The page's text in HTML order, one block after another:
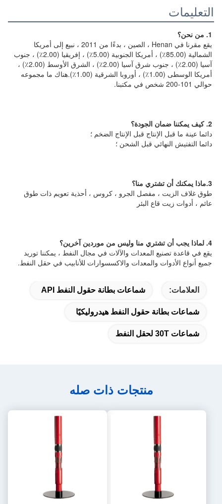
التعليمات
يقع مقرنا في Henan ، الصين ، بدءًا من 2011 ، نبيع إلى أمريكا
الشمالية (85.00٪) ، أمريكا الجنوبية (5.00٪) ، إفريقيا (2.00٪) ، جنوب
آسيا (2.00٪) ، جنوب شرق آسيا (2.00٪) ، الشرق الأوسط (2.00٪) ،
أمريكا الوسطى (1.00٪) ، أوروبا الشرقية (1.00٪).هناك ما مجموعه
حوالي 101-200 شخص في مكتبنا.
2. كيف يمكننا ضمان الجودة؟
دائما عينة ما قبل الإنتاج قبل الإنتاج الضخم ؛
دائما التفتيش النهائي قبل الشحن ؛
3.ماذا يمكنك أن تشتري منا؟
طوق غلاف الزيت ، مفصل الجرو ، كروس ، أحذية تعويم ذات طوق
عائم ، أدوات زيت قاع البئر
4. لماذا يجب أن تشتري منا وليس من موردين آخرين؟
يقع في قاعدة تصنيع المعدات والآلات في مجال النفط ، يمكننا توريد
جميع أنواع الأدوات والمعدات والاكسسوارات للأنابيب في حقل النفط.
العلامات: شماعات بطانة حقول النفط API
شماعات بطانة حقول النفط هيدروليكيًا
شماعات 30T لحقل النفط
منتجات ذات صله